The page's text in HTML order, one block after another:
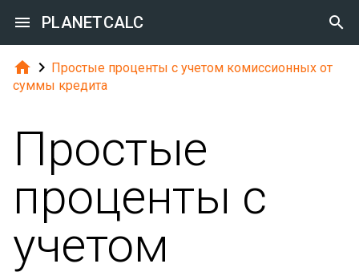
 PLANETCALC 
  Простые проценты с учетом комиссионных от
суммы кредита
Простые
проценты с
учетом